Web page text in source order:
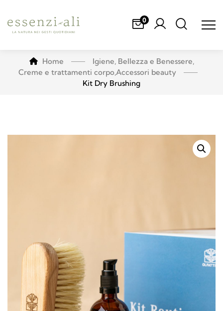
0
Home Igiene, Bellezza e Benessere,
Creme e trattamenti corpo,Accessori beauty
Kit Dry Brushing